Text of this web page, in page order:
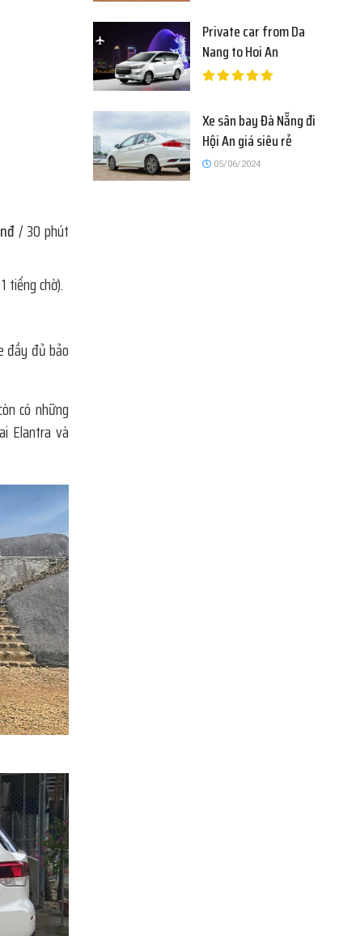
/ 30 phút
tiếng chờ).
đầy đủ bảo
có những
Elantra và
Private car from Da
Nang to Hoi An
Xe sân bay Đà Nẵng đi
Hội An giá siêu rẻ
05/06/2024